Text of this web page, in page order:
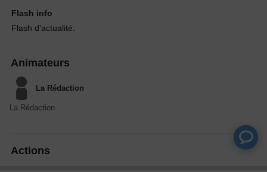
Flash info
Flash d'actualité.
Animateurs
La Rédaction
La Rédaction
Actions